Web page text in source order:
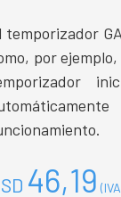
temporizador
por
46,19